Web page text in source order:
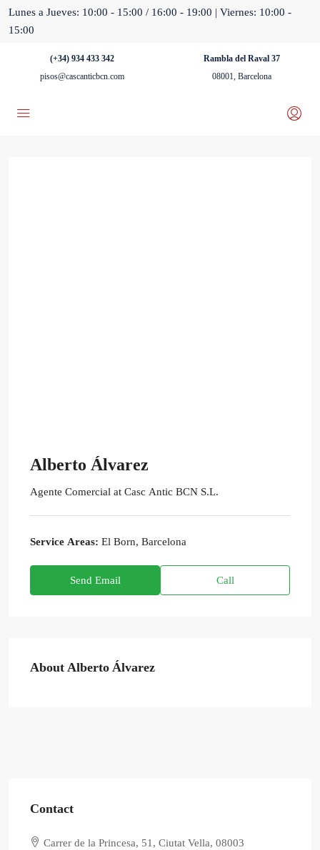
Lunes a Jueves: 10:00 - 15:00 / 16:00 - 19:00 | Viernes: 10:00 -
15:00
(+34) 934 433 342
pisos@cascanticbcn.com
Rambla del Raval 37
08001, Barcelona
Alberto Álvarez
Agente Comercial at Casc Antic BCN S.L.
Service Areas: El Born, Barcelona
Send Email Call
About Alberto Álvarez
Contact
Carrer de la Princesa, 51, Ciutat Vella, 08003